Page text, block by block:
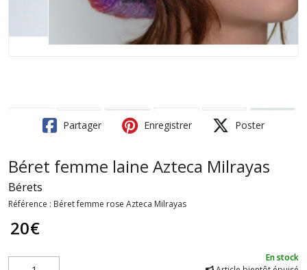
Partager Enregistrer Poster
Béret femme laine Azteca Milrayas
Bérets
Référence : Béret femme rose Azteca Milrayas
20€
En stock